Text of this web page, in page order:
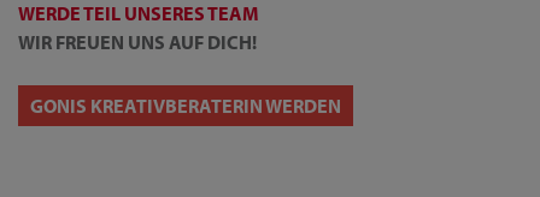
WERDE TEIL UNSERES TEAM
WIR FREUEN UNS AUF DICH!
GONIS KREATIVBERATERIN WERDEN